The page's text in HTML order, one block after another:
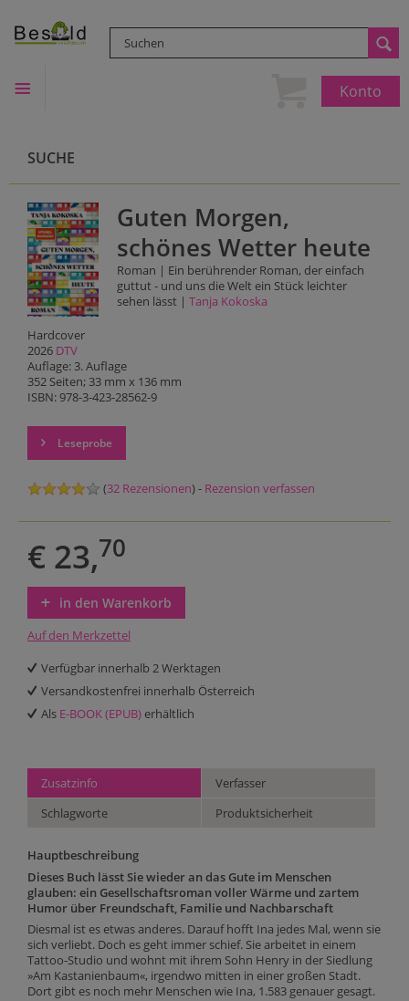
Konto
SUCHE
Guten Morgen,
schönes Wetter heute
Roman | Ein berührender Roman, der einfach
guttut - und uns die Welt ein Stück leichter
sehen lässt | Tanja Kokoska
Hardcover
2026 DTV
Auflage: 3. Auflage
352 Seiten; 33 mm x 136 mm
ISBN: 978-3-423-28562-9
Leseprobe
(32 Rezensionen) - Rezension verfassen
€ 23,70
in den Warenkorb
Auf den Merkzettel
Verfügbar innerhalb 2 Werktagen
Versandkostenfrei innerhalb Österreich
Als E-BOOK (EPUB) erhältlich
Zusatzinfo
Verfasser
Schlagworte
Produktsicherheit
Hauptbeschreibung
Dieses Buch lässt Sie wieder an das Gute im Menschen
glauben: ein Gesellschaftsroman voller Wärme und zartem
Humor über Freundschaft, Familie und Nachbarschaft
Diesmal ist es etwas anderes. Darauf hofft Ina jedes Mal, wenn sie
sich verliebt. Doch es geht immer schief. Sie arbeitet in einem
Tattoo-Studio und wohnt mit ihrem Sohn Henry in der Siedlung
»Am Kastanienbaum«, irgendwo mitten in einer großen Stadt.
Dort gibt es noch mehr Menschen wie Ina, 1.583 genauer gesagt.